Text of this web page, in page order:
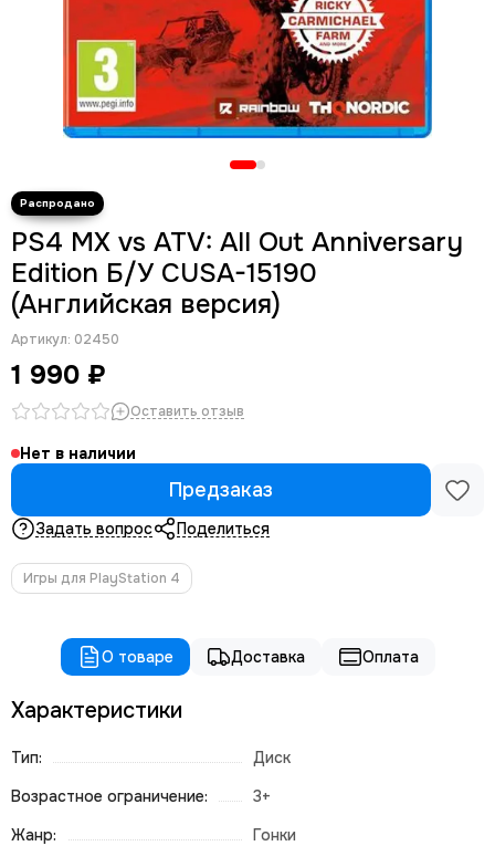
PS4 MX vs ATV: All Out Anniversary
Edition Б/У CUSA-15190
(Английская версия)
Артикул: 02450
1 990 ₽
Оставить отзыв
Нет в наличии
Предзаказ
Задать вопрос Поделиться
Игры для PlayStation 4
О товаре Доставка Оплата
Характеристики
Тип:
Диск
Возрастное ограничение:
3+
Жанр:
Гонки